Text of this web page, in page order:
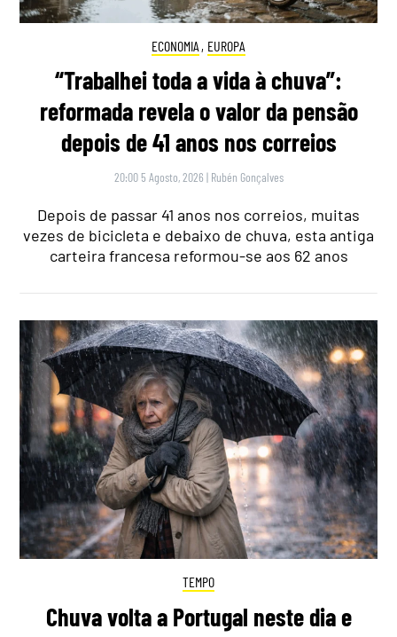
ECONOMIA , EUROPA
“Trabalhei toda a vida à chuva”:
reformada revela o valor da pensão
depois de 41 anos nos correios
20:00 5 Agosto, 2026 | Rubén Gonçalves
Depois de passar 41 anos nos correios, muitas
vezes de bicicleta e debaixo de chuva, esta antiga
carteira francesa reformou-se aos 62 anos
TEMPO
Chuva volta a Portugal neste dia e